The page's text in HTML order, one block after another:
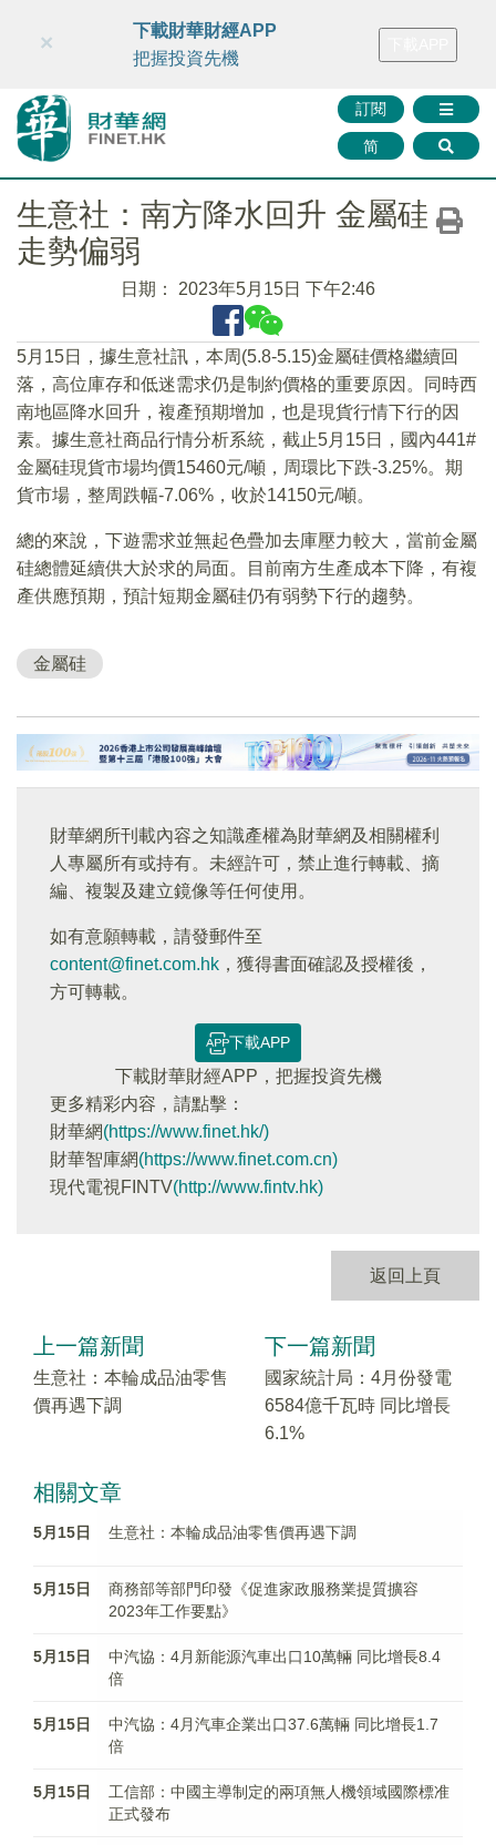
財華智庫網 FINTV FINMETA 財華證券 媒體矩陣
訂閱
简
×
下載財華財經APP
把握投資先機
生意社：南方降水回升 金屬硅
走勢偏弱
日期： 2023年5月15日 下午2:46
5月15日，據生意社訊，本周(5.8-5.15)金屬硅價格繼續回
落，高位庫存和低迷需求仍是制約價格的重要原因。同時西
南地區降水回升，複產預期增加，也是現貨行情下行的因
素。據生意社商品行情分析系統，截止5月15日，國內441#
金屬硅現貨市場均價15460元/噸，周環比下跌-3.25%。期
貨市場，整周跌幅-7.06%，收於14150元/噸。
總的來說，下遊需求並無起色疊加去庫壓力較大，當前金屬
硅總體延續供大於求的局面。目前南方生產成本下降，有複
產供應預期，預計短期金屬硅仍有弱勢下行的趨勢。
金屬硅
財華網所刊載內容之知識產權為財華網及相關權利
人專屬所有或持有。未經許可，禁止進行轉載、摘
編、複製及建立鏡像等任何使用。
如有意願轉載，請發郵件至
content@finet.com.hk ，獲得書面確認及授權後，
方可轉載。
下載APP
下載財華財經APP，把握投資先機
更多精彩内容，請點擊：
財華網(https://www.finet.hk/)
財華智庫網(https://www.finet.com.cn)
現代電視FINTV(http://www.fintv.hk)
返回上頁
上一篇新聞
生意社：本輪成品油零售
價再遇下調
下一篇新聞
國家統計局：4月份發電
6584億千瓦時 同比增長
6.1%
相關文章
5月15日 生意社：本輪成品油零售價再遇下調
5月15日
商務部等部門印發《促進家政服務業提質擴容
2023年工作要點》
5月15日
中汽協：4月新能源汽車出口10萬輛 同比增長8.4
倍
5月15日
中汽協：4月汽車企業出口37.6萬輛 同比增長1.7
倍
5月15日
工信部：中國主導制定的兩項無人機領域國際標准
正式發布